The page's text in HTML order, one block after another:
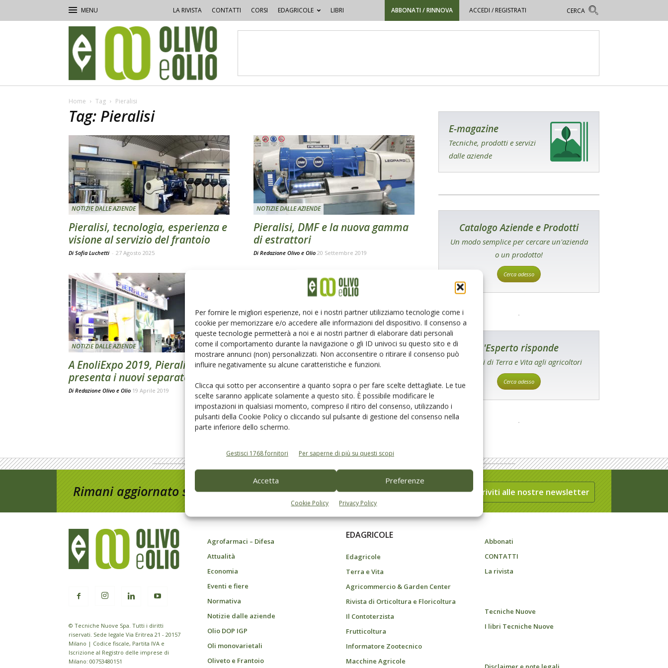
Per fornire le migliori esperienze, noi e i nostri partner utilizziamo tecnologie come i
cookie per memorizzare e/o accedere alle informazioni del dispositivo. Il consenso a
queste tecnologie permetterà a noi e ai nostri partner di elaborare dati personali
come il comportamento durante la navigazione o gli ID univoci su questo sito e di
mostrare annunci (non) personalizzati. Non acconsentire o ritirare il consenso può
influire negativamente su alcune caratteristiche e funzioni.
Clicca qui sotto per acconsentire a quanto sopra o per fare scelte dettagliate. Le tue
scelte saranno applicate solamente a questo sito. È possibile modificare le
impostazioni in qualsiasi momento, compreso il ritiro del consenso, utilizzando i
pulsanti della Cookie Policy o cliccando sul pulsante di gestione del consenso nella
parte inferiore dello schermo.
Gestisci 1768 fornitori Per saperne di più su questi scopi
Accetta Preferenze
Cookie Policy Privacy Policy
LA RIVISTA CONTATTI CORSI EDAGRICOLE LIBRI ABBONATI / RINNOVA ACCEDI / REGISTRATI
e
Olio
Home Tag Pieralisi
Tag: Pieralisi
NOTIZIE DALLE AZIENDE
Pieralisi, tecnologia, esperienza e
visione al servizio del frantoio
Di Sofia Luchetti - 27 Agosto 2025
NOTIZIE DALLE AZIENDE
Pieralisi, DMF e la nuova gamma
di estrattori
Di Redazione Olivo e Olio 20 Settembre 2019
NOTIZIE DALLE AZIENDE
A EnoliExpo 2019, Pieralisi
presenta i nuovi separatori
Di Redazione Olivo e Olio 19 Aprile 2019
NOTIZIE DALLE AZIENDE
Lavaggio delle olive con la
DiRedazione Olivo e Olio 1 Ottobre 2018
E-magazine
Tecniche, prodotti e servizi
dalle aziende
Catalogo Aziende e Prodotti
Un modo semplice per cercare un'azienda
o un prodotto!
Cerca adesso
L'Esperto risponde
I consigli di Terra e Vita agli agricoltori
Cerca adesso
Rimani aggiornato sul mondo dell’agricoltura Iscriviti alle nostre newsletter
© Tecniche Nuove Spa. Tutti i diritti
riservati. Sede legale Via Eritrea 21 - 20157
Milano | Codice fiscale, Partita IVA e
Iscrizione al Registro delle imprese di
Milano: 00753480151
Agrofarmaci – Difesa
Attualità
Economia
Eventi e fiere
Normativa
Notizie dalle aziende
Olio DOP IGP
Oli monovarietali
Oliveto e Frantoio
EDAGRICOLE
Edagricole
Terra e Vita
Agricommercio & Garden Center
Rivista di Orticoltura e Floricoltura
Il Contoterzista
Frutticoltura
Informatore Zootecnico
Macchine Agricole
Abbonati
CONTATTI
La rivista
Tecniche Nuove
I libri Tecniche Nuove